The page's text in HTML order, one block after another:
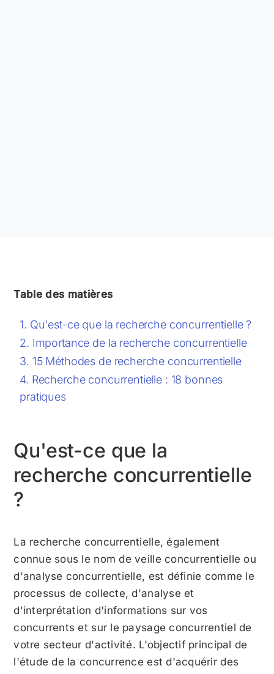
Table des matières
Qu'est-ce que la recherche concurrentielle ?
Importance de la recherche concurrentielle
15 Méthodes de recherche concurrentielle
Recherche concurrentielle : 18 bonnes
pratiques
Qu'est-ce que la
recherche concurrentielle
?
La recherche concurrentielle, également
connue sous le nom de veille concurrentielle ou
d'analyse concurrentielle, est définie comme le
processus de collecte, d'analyse et
d'interprétation d'informations sur vos
concurrents et sur le paysage concurrentiel de
votre secteur d'activité. L'objectif principal de
l'étude de la concurrence est d'acquérir des